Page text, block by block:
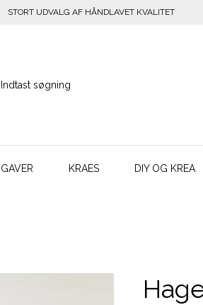
STORT UDVALG AF HÅNDLAVET KVALITET
GAVER KRAES DIY OG KREA